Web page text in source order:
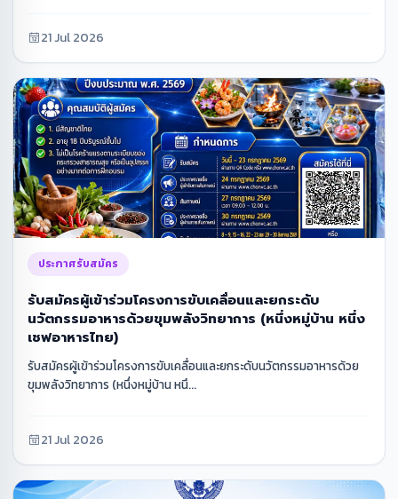
21 Jul 2026
ประกาศรับสมัคร
รับสมัครผู้เข้าร่วมโครงการขับเคลื่อนและยกระดับ
นวัตกรรมอาหารด้วยขุมพลังวิทยาการ (หนึ่งหมู่บ้าน หนึ่ง
เชฟอาหารไทย)
รับสมัครผู้เข้าร่วมโครงการขับเคลื่อนและยกระดับนวัตกรรมอาหารด้วย
ขุมพลังวิทยาการ (หนึ่งหมู่บ้าน หนึ...
21 Jul 2026